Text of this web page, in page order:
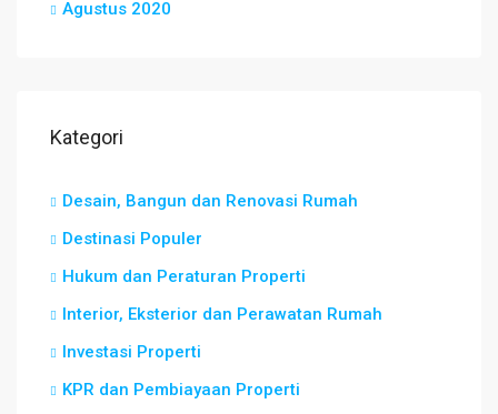
Agustus 2020
Kategori
Desain, Bangun dan Renovasi Rumah
Destinasi Populer
Hukum dan Peraturan Properti
Interior, Eksterior dan Perawatan Rumah
Investasi Properti
KPR dan Pembiayaan Properti